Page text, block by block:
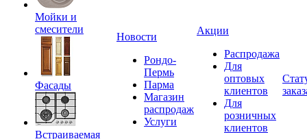
Мойки и
смесители
Фасады
Встраиваемая
Новости
Рондо-
Пермь
Парма
Магазин
распродаж
Услуги
Акции
Распродажа
Для
оптовых
клиентов
Для
розничных
клиентов